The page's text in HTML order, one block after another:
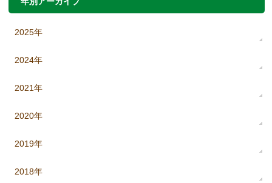
2025年
2024年
2021年
2020年
2019年
2018年